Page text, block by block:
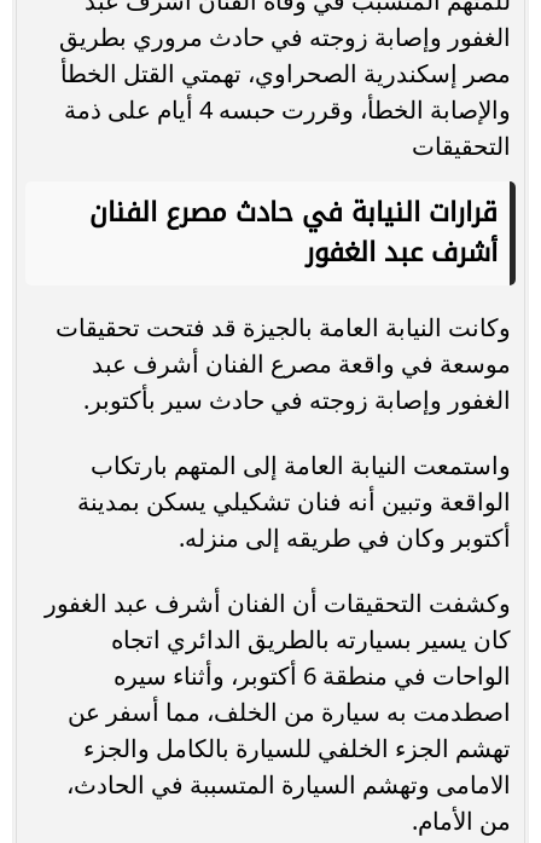
الغفور وإصابة زوجته في حادث مروري بطريق
مصر إسكندرية الصحراوي، تهمتي القتل الخطأ
والإصابة الخطأ، وقررت حبسه 4 أيام على ذمة
التحقيقات
قرارات النيابة في حادث مصرع الفنان
أشرف عبد الغفور
وكانت النيابة العامة بالجيزة قد فتحت تحقيقات
موسعة في واقعة مصرع الفنان أشرف عبد
الغفور وإصابة زوجته في حادث سير بأكتوبر.
واستمعت النيابة العامة إلى المتهم بارتكاب
الواقعة وتبين أنه فنان تشكيلي يسكن بمدينة
أكتوبر وكان في طريقه إلى منزله.
وكشفت التحقيقات أن الفنان أشرف عبد الغفور
كان يسير بسيارته بالطريق الدائري اتجاه
الواحات في منطقة 6 أكتوبر، وأثناء سيره
اصطدمت به سيارة من الخلف، مما أسفر عن
تهشم الجزء الخلفي للسيارة بالكامل والجزء
الامامى وتهشم السيارة المتسببة في الحادث،
من الأمام.